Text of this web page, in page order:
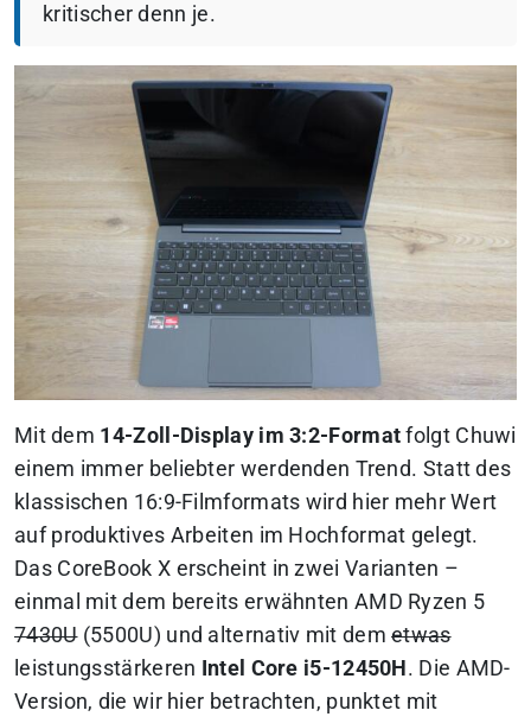
kritischer denn je.
Mit dem 14-Zoll-Display im 3:2-Format folgt Chuwi
einem immer beliebter werdenden Trend. Statt des
klassischen 16:9-Filmformats wird hier mehr Wert
auf produktives Arbeiten im Hochformat gelegt.
Das CoreBook X erscheint in zwei Varianten –
einmal mit dem bereits erwähnten AMD Ryzen 5
7430U(5500U) und alternativ mit demetwas
leistungsstärkeren Intel Core i5-12450H . Die AMD-
Version, die wir hier betrachten, punktet mit